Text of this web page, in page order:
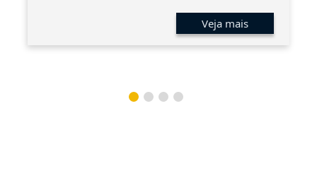
Veja mais